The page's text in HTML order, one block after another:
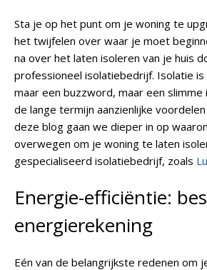
Sta je op het punt om je woning te
het twijfelen over waar je moet
na over het laten isoleren van je huis
professioneel isolatiebedrijf. Isolatie is
maar een buzzword, maar een
de lange termijn aanzienlijke
deze blog gaan we dieper in op
overwegen om je woning te laten
gespecialiseerd isolatiebedrijf, zoals
Energie-efficiëntie:
energierekening
Eén van de belangrijkste redenen om